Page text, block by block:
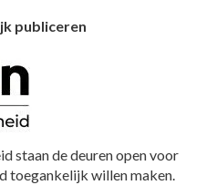
publiceren
staan de deuren open voor
toegankelijk willen maken.